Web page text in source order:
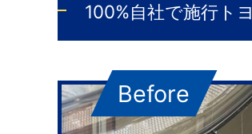
100%自社で施行ト
Before